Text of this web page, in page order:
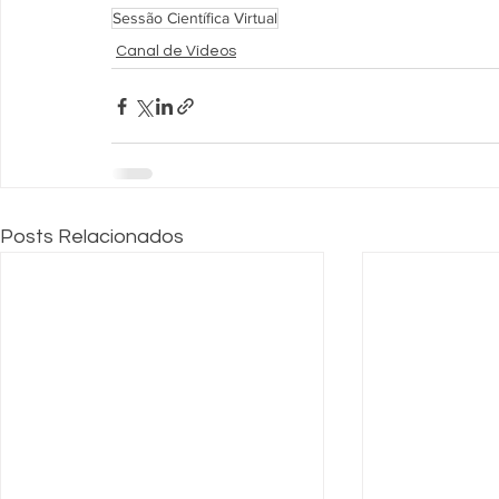
Sessão Científica Virtual
Canal de Vídeos
Posts Relacionados